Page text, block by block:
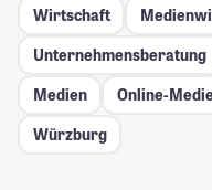
Wirtschaft
Unternehmensberatung
Medien
Online-
Würzburg